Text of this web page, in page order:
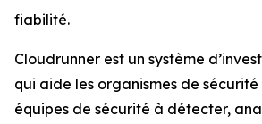
fiabilité.
Cloudrunner est un système
qui aide les organismes de
équipes de sécurité à détecter,